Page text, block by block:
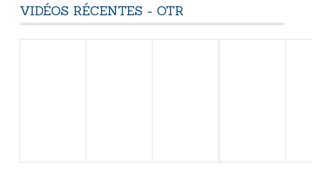
VIDÉOS RÉCENTES - OTR